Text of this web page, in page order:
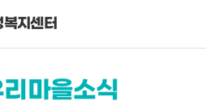
지센터
마을소식